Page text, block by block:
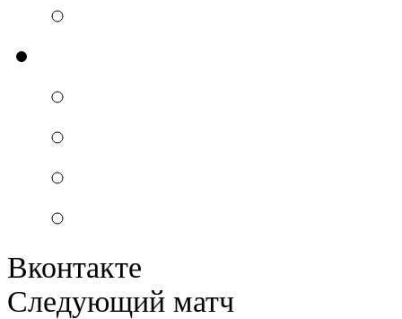
Вконтакте
Следующий матч